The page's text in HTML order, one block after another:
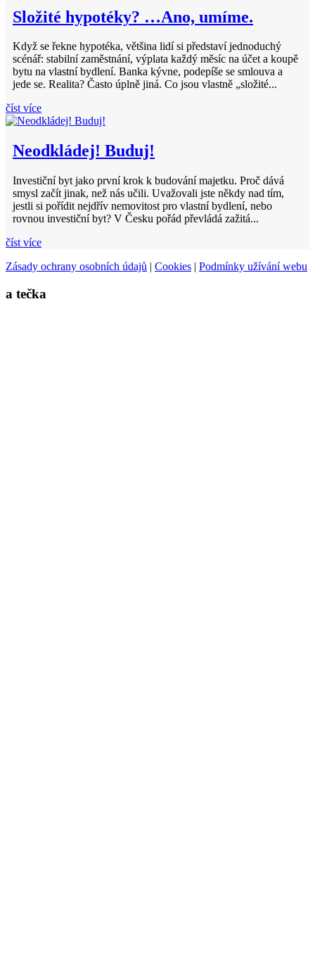
Složité hypotéky? …Ano, umíme.
Když se řekne hypotéka, většina lidí si představí jednoduchý
scénář: stabilní zaměstnání, výplata každý měsíc na účet a koupě
bytu na vlastní bydlení. Banka kývne, podepíše se smlouva a
jede se. Realita? Často úplně jiná. Co jsou vlastně „složité...
číst více
Neodkládej! Buduj!
Investiční byt jako první krok k budování majetku. Proč dává
smysl začít jinak, než nás učili. Uvažovali jste někdy nad tím,
jestli si pořídit nejdřív nemovitost pro vlastní bydlení, nebo
rovnou investiční byt? V Česku pořád převládá zažitá...
číst více
Zásady ochrany osobních údajů | Cookies | Podmínky užívání webu
a tečka